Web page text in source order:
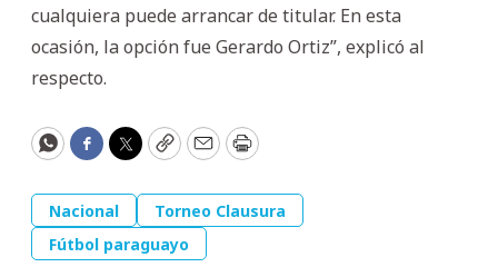
cualquiera puede arrancar de titular. En esta
ocasión, la opción fue Gerardo Ortiz”, explicó al
respecto.
WhatsApp
Facebook
Twitter
CopyEmailPrint
Nacional
Torneo Clausura
Fútbol paraguayo